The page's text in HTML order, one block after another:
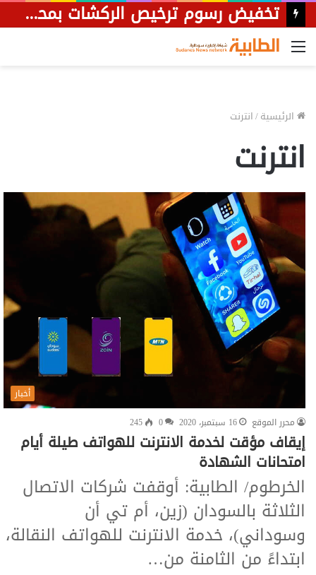
تخفيض رسوم ترخيص الركشات بمحلية جبل أولياء إلى 50%
القائمة
الرئيسية/انترنت
انترنت
أخبار
محرر الموقع
16 سبتمبر، 2020 0
245
إيقاف مؤقت لخدمة الانترنت للهواتف طيلة أيام
امتحانات الشهادة
الخرطوم/ الطابية: أوقفت شركات الاتصال
الثلاثة بالسودان (زين، أم تي أن
وسوداني)، خدمة الانترنت للهواتف النقالة،
ابتداءً من الثامنة من…